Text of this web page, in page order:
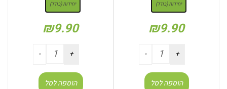
יחידות (בודד)
₪9.90
הוספה לסל
יחידות (בודד)
₪9.90
הוספה לסל